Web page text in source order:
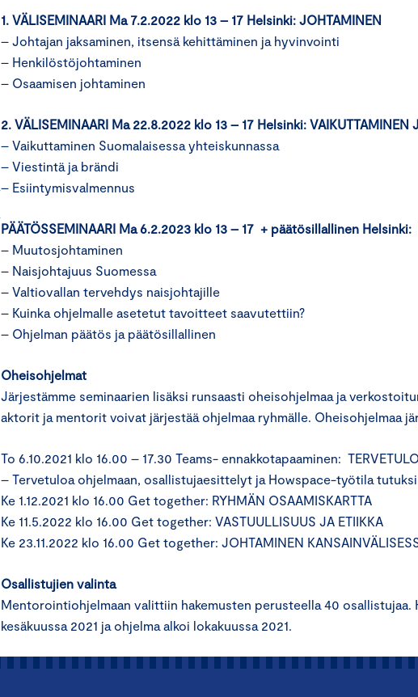
1. VÄLISEMINAARI Ma 7.2.2022 klo 13 – 17 Helsinki: JOHTAMINEN
– Johtajan jaksaminen, itsensä kehittäminen ja hyvinvointi
– Henkilöstöjohtaminen
– Osaamisen johtaminen
2. VÄLISEMINAARI Ma 22.8.2022 klo 13 – 17 Helsinki: VAIKUTTAMINEN
– Vaikuttaminen Suomalaisessa yhteiskunnassa
– Viestintä ja brändi
– Esiintymisvalmennus
PÄÄTÖSSEMINAARI Ma 6.2.2023 klo 13 – 17 + päätösillallinen
– Muutosjohtaminen
– Naisjohtajuus Suomessa
– Valtiovallan tervehdys naisjohtajille
– Kuinka ohjelmalle asetetut tavoitteet saavutettiin?
– Ohjelman päätös ja päätösillallinen
Oheisohjelmat
Järjestämme seminaarien lisäksi runsaasti oheisohjelmaa ja
aktorit ja mentorit voivat järjestää ohjelmaa ryhmälle. Oheisohjelmaa
To 6.10.2021 klo 16.00 – 17.30 Teams- ennakkotapaaminen:
– Tervetuloa ohjelmaan, osallistujaesittelyt ja Howspace-työtila tutuksi
Ke 1.12.2021 klo 16.00 Get together: RYHMÄN OSAAMISKARTTA
Ke 11.5.2022 klo 16.00 Get together: VASTUULLISUUS JA ETIIKKA
Ke 23.11.2022 klo 16.00 Get together: JOHTAMINEN
Osallistujien valinta
Mentorointiohjelmaan valittiin hakemusten perusteella 40 osallistujaa.
kesäkuussa 2021 ja ohjelma alkoi lokakuussa 2021.